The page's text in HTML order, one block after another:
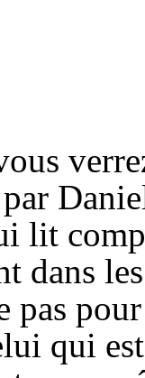
lit
dans
pas
qui